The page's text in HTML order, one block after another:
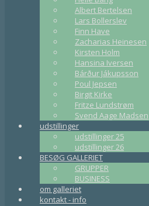
Albert Bertelsen
Lars Bollerslev
Finn Have
Zacharias Heinesen
Kirsten Holm
Hansina Iversen
Bárður Jákupsson
Poul Jepsen
Birgit Kirke
Fritze Lundstrøm
Svend Aage Madsen
udstillinger
udstillinger 25
udstillinger 26
BESØG GALLERIET
GRUPPER
BUSINESS
om galleriet
kontakt - info